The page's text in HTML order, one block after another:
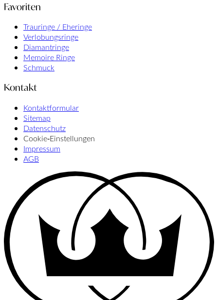
Favoriten
Trauringe / Eheringe
Verlobungsringe
Diamantringe
Memoire Ringe
Schmuck
Kontakt
Kontaktformular
Sitemap
Datenschutz
Cookie‑Einstellungen
Impressum
AGB